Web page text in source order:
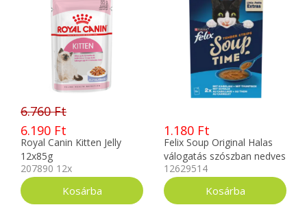
6.760 Ft
6.190 Ft
Royal Canin Kitten Jelly
12x85g
207890 12x
1.180 Ft
Felix Soup Original Halas
válogatás szószban nedves
macskaeledel 6x48g
12629514